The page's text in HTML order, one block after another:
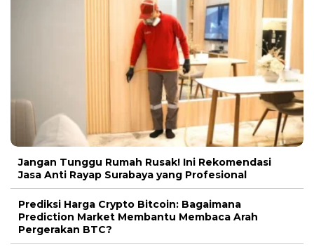
Jangan Tunggu Rumah Rusak! Ini Rekomendasi
Jasa Anti Rayap Surabaya yang Profesional
Prediksi Harga Crypto Bitcoin: Bagaimana
Prediction Market Membantu Membaca Arah
Pergerakan BTC?